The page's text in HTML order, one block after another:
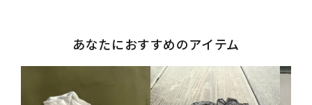
あなたにおすすめのアイテム